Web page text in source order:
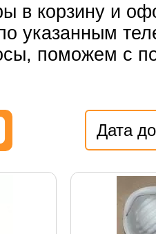
в корзину и
указанным
поможем с
Дата